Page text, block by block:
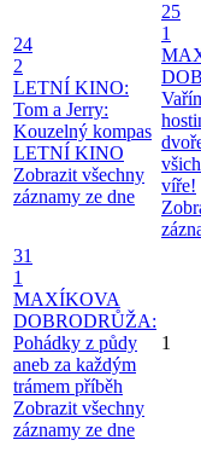
24
2
LETNÍ KINO:
Tom a Jerry:
Kouzelný kompas
LETNÍ KINO
Zobrazit všechny
záznamy ze dne
25
1
víře!
31
1
MAXÍKOVA
DOBRODRŮŽA:
Pohádky z půdy
aneb za každým
trámem příběh
Zobrazit všechny
záznamy ze dne
1